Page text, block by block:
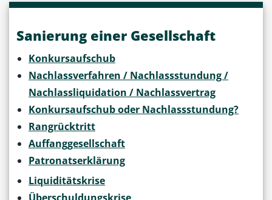
Sanierung einer Gesellschaft
Konkursaufschub
Nachlassverfahren / Nachlassstundung /
Nachlassliquidation / Nachlassvertrag
Konkursaufschub oder Nachlassstundung?
Rangrücktritt
Auffanggesellschaft
Patronatserklärung
Liquiditätskrise